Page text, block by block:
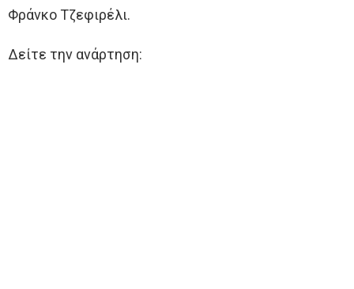
Φράνκο Τζεφιρέλι.
Δείτε την ανάρτηση: